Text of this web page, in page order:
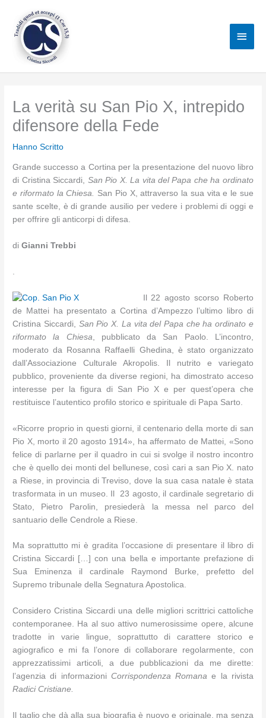
contenuto
La verità su San Pio X, intrepido
difensore della Fede
Hanno Scritto
Grande successo a Cortina per la presentazione del nuovo libro
di Cristina Siccardi, San Pio X. La vita del Papa che ha ordinato
e riformato la Chiesa. San Pio X, attraverso la sua vita e le sue
sante scelte, è di grande ausilio per vedere i problemi di oggi e
per offrire gli anticorpi di difesa.
diGianni Trebbi
Il 22 agosto scorso Roberto
de Mattei ha presentato a Cortina d’Ampezzo l’ultimo libro di
Cristina Siccardi, San Pio X. La vita del Papa che ha ordinato e
riformato la Chiesa , pubblicato da San Paolo. L’incontro,
moderato da Rosanna Raffaelli Ghedina, è stato organizzato
dall’Associazione Culturale Akropolis. Il nutrito e variegato
pubblico, proveniente da diverse regioni, ha dimostrato acceso
interesse per la figura di San Pio X e per quest’opera che
restituisce l’autentico profilo storico e spirituale di Papa Sarto.
«Ricorre proprio in questi giorni, il centenario della morte di san
Pio X, morto il 20 agosto 1914», ha affermato de Mattei, «Sono
felice di parlarne per il quadro in cui si svolge il nostro incontro
che è quello dei monti del bellunese, così cari a san Pio X. nato
a Riese, in provincia di Treviso, dove la sua casa natale è stata
trasformata in un museo. Il 23 agosto, il cardinale segretario di
Stato, Pietro Parolin, presiederà la messa nel parco del
santuario delle Cendrole a Riese.
Ma soprattutto mi è gradita l’occasione di presentare il libro di
Cristina Siccardi […] con una bella e importante prefazione di
Sua Eminenza il cardinale Raymond Burke, prefetto del
Supremo tribunale della Segnatura Apostolica.
Considero Cristina Siccardi una delle migliori scrittrici cattoliche
contemporanee. Ha al suo attivo numerosissime opere, alcune
tradotte in varie lingue, soprattutto di carattere storico e
agiografico e mi fa l’onore di collaborare regolarmente, con
apprezzatissimi articoli, a due pubblicazioni da me dirette:
l’agenzia di informazioni Corrispondenza Romana e la rivista
Radici Cristiane.
Il taglio che dà alla sua biografia è nuovo e originale, ma senza